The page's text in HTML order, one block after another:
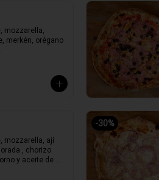
mozzarella,
merkén, orégano
mozzarella, ají
, chorizo
y aceite de
-30%